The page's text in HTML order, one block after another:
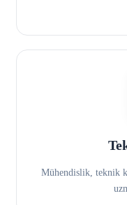
Mühendislik, teknik